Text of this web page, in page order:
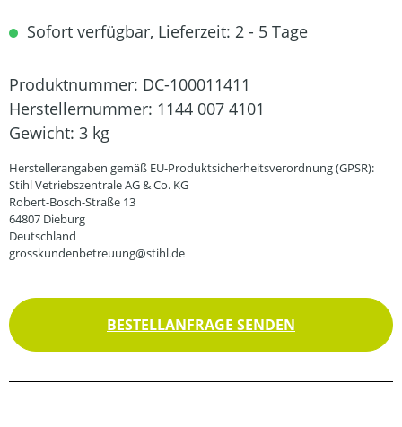
Sofort verfügbar, Lieferzeit: 2 - 5 Tage
Produktnummer: DC-100011411
Herstellernummer: 1144 007 4101
Gewicht: 3 kg
Herstellerangaben gemäß EU-Produktsicherheitsverordnung (GPSR):
Stihl Vetriebszentrale AG & Co. KG
Robert-Bosch-Straße 13
64807 Dieburg
Deutschland
grosskundenbetreuung@stihl.de
BESTELLANFRAGE SENDEN